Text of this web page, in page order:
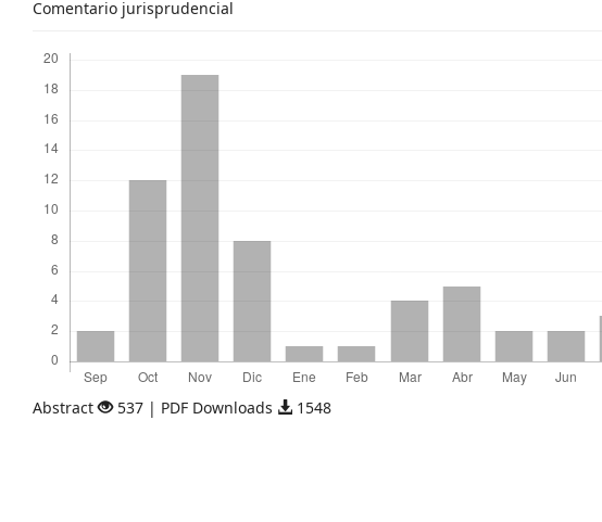
Comentario jurisprudencial
Abstract 537 | PDF Downloads 1548